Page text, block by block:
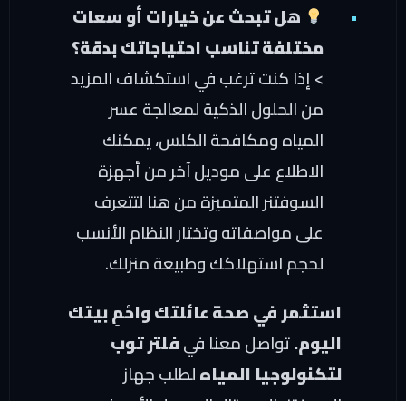
هل تبحث عن خيارات أو سعات
مختلفة تناسب احتياجاتك بدقة؟
> إذا كنت ترغب في استكشاف المزيد
من الحلول الذكية لمعالجة عسر
المياه ومكافحة الكلس، يمكنك
الاطلاع على موديل آخر من أجهزة
السوفتنر المتميزة من هنا لتتعرف
على مواصفاته وتختار النظام الأنسب
لحجم استهلاكك وطبيعة منزلك.
استثمر في صحة عائلتك واحْمِ بيتك
اليوم.تواصل معنا فيفلتر توب
لتكنولوجيا المياهلطلب جهاز